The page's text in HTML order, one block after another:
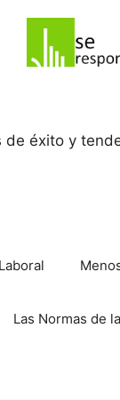
de éxito y
Las Normas de